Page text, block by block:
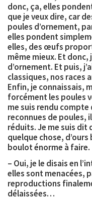
donc, ça, elles
que je veux dire, car
poules d’ornement,
elles pondent
elles, des œufs
même mieux. Et
d’ornement. Et puis,
classiques, nos races
Enfin, je connaissais,
forcément les poules
me suis rendu compte
reconnues de poules,
réduits. Je me suis dit
quelque chose, d’ours
boulot énorme à faire.
– Oui, je le disais en
elles sont menacées,
reproductions
délaissées…